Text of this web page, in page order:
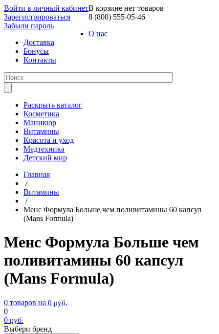
Войти в личный кабинет
Зарегистрироваться
Забыли пароль
В корзине нет товаров
8 (800) 555-05-46
О нас
Доставка
Бонусы
Контакты
Раскрыть каталог
Косметика
Маникюр
Витамины
Красота и уход
Медтехника
Детский мир
Главная
/
Витамины
/
Менс Формула Больше чем поливитамины 60 капсул
(Mans Formula)
Менс Формула Больше чем
поливитамины 60 капсул
(Mans Formula)
0 товаров на 0 руб.
0
0 руб.
Выбери бренд